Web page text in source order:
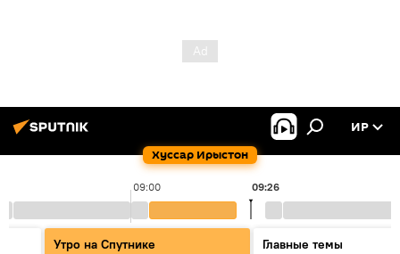
Хуссар Ирыстон
ИР
09:00 09:26
Утро на Спутнике
Главные темы